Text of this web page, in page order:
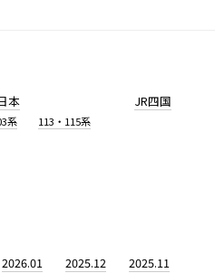
本
系 113・115系
JR四国
2026.01 2025.12
2025.11